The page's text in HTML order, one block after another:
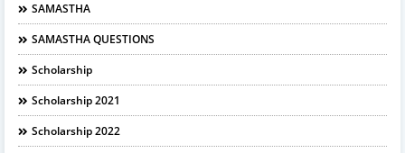
SAMASTHA
SAMASTHA QUESTIONS
Scholarship
Scholarship 2021
Scholarship 2022